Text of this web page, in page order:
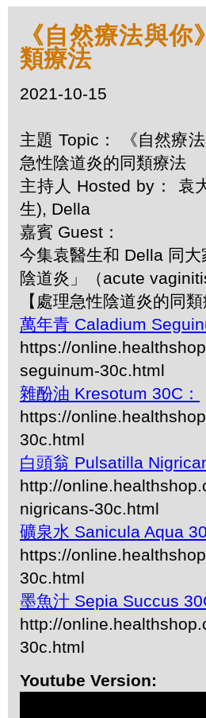
《自然療法與
類療法
2021-10-15
主題 Topic： 《自然療
急性陰道炎的同類療法
主持人 Hosted by： 袁
生), Della
嘉賓 Guest：
今集袁醫生和 Della 同
陰道炎」（acute
【處理急性陰道炎的同類
萬年青 Caladium
https://
seguinum-30c.html
雜酚油 Kresotum 30C：
https://
30c.html
白頭翁 Pulsatilla
http://
nigricans-30c.html
礦泉水 Sanicula Aqua
https://
30c.html
墨魚汁 Sepia Succus
http://
30c.html
Youtube Version: